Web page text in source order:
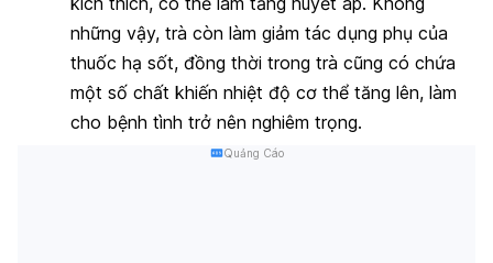
những vậy, trà còn làm giảm tác dụng phụ của
thuốc hạ sốt, đồng thời trong trà cũng có chứa
một số chất khiến nhiệt độ cơ thể tăng lên, làm
cho bệnh tình trở nên nghiêm trọng.
Quảng Cáo